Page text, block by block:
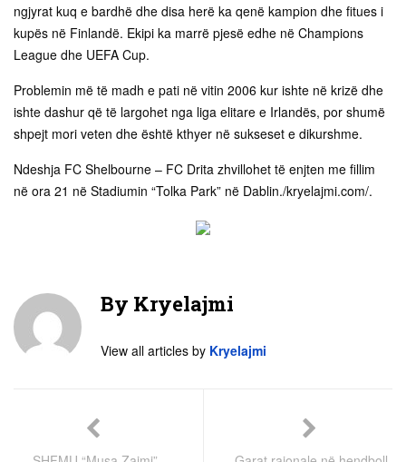
ngjyrat kuq e bardhë dhe disa herë ka qenë kampion dhe fitues i
kupës në Finlandë. Ekipi ka marrë pjesë edhe në Champions
League dhe UEFA Cup.
Problemin më të madh e pati në vitin 2006 kur ishte në krizë dhe
ishte dashur që të largohet nga liga elitare e Irlandës, por shumë
shpejt mori veten dhe është kthyer në sukseset e dikurshme.
Ndeshja FC Shelbourne – FC Drita zhvillohet të enjten me fillim
në ora 21 në Stadiumin “Tolka Park” në Dablin./kryelajmi.com/.
By Kryelajmi
View all articles by Kryelajmi